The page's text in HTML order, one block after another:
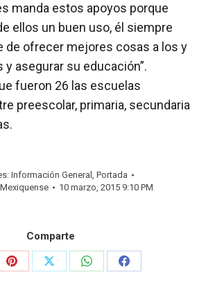
manda estos apoyos porque
ellos un buen uso, él siempre
de ofrecer mejores cosas a los y
y asegurar su educación”.
fueron 26 las escuelas
preescolar, primaria, secundaria
Información General , Portada
10 marzo, 2015 9:10 PM
Comparte
Share
Share
Share
Share